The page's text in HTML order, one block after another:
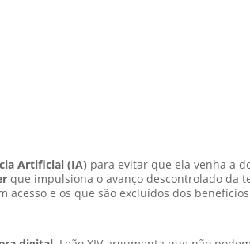
Artificial (IA) para evitar que ela venha a
que impulsiona o avanço descontrolado da
e os que são excluídos dos